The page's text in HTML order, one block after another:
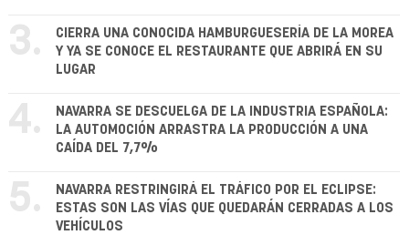
3.
CIERRA UNA CONOCIDA HAMBURGUESERÍA DE LA MOREA
Y YA SE CONOCE EL RESTAURANTE QUE ABRIRÁ EN SU
LUGAR
4.
NAVARRA SE DESCUELGA DE LA INDUSTRIA ESPAÑOLA:
LA AUTOMOCIÓN ARRASTRA LA PRODUCCIÓN A UNA
CAÍDA DEL 7,7%
5.
NAVARRA RESTRINGIRÁ EL TRÁFICO POR EL ECLIPSE:
ESTAS SON LAS VÍAS QUE QUEDARÁN CERRADAS A LOS
VEHÍCULOS